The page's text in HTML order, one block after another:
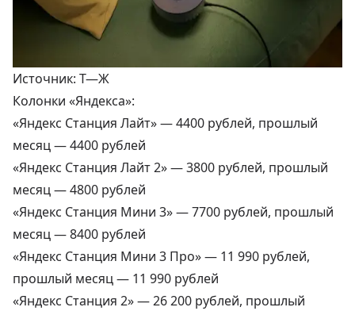
Источник: Т—Ж
Колонки «Яндекса»:
«Яндекс Станция Лайт» —4400 рублей, прошлый
месяц — 4400 рублей
«Яндекс Станция Лайт 2» —3800 рублей, прошлый
месяц — 4800 рублей
«Яндекс Станция Мини 3» —7700 рублей, прошлый
месяц — 8400 рублей
«Яндекс Станция Мини 3 Про» — 11 990 рублей,
прошлый месяц — 11 990 рублей
«Яндекс Станция 2» —26 200 рублей, прошлый